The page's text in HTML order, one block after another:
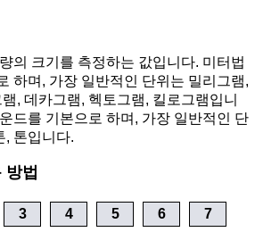
의 크기를 측정하는 값입니다. 미터법
하며, 가장 일반적인 단위는 밀리그램,
, 데카그램, 헥토그램, 킬로그램입니
드를 기본으로 하며, 가장 일반적인 단
, 톤입니다.
법
3 4 5 6 7